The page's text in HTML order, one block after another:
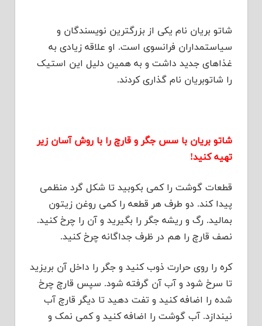
شاتو بریان نام یکی از بزرگترین نویسندگان و
سیاستمداران فرانسوی است. او علاقه زیادی به
غذاهای جدید داشت و به همین دلیل این استیک
را شاتوبریان نام گذاری کردند.
شاتو بریان با سس جگر و قارچ را با روش آسان زیر
تهیه کنید!
قطعات گوشت را کمی بکوبید تا شکل گرد منظمی
پیدا کند. دو طرف هر قطعه را کمی روغن زیتون
بمالید. رگ و ریشه جگر را بگیرید و آن را چرخ کنید.
نصف قارچ را هم در ظرف جداگانه چرخ کنید.
کره را روی حرارت ذوب کنید و جگر را داخل آن بریزید
تا سرخ شود و آب آن گرفته شود. سپس قارچ چرخ
شده را اضافه کنید و تفت دهید تا دیگر قارچ آب
نیندازد. آب گوشت را اضافه کنید و کمی نمک و